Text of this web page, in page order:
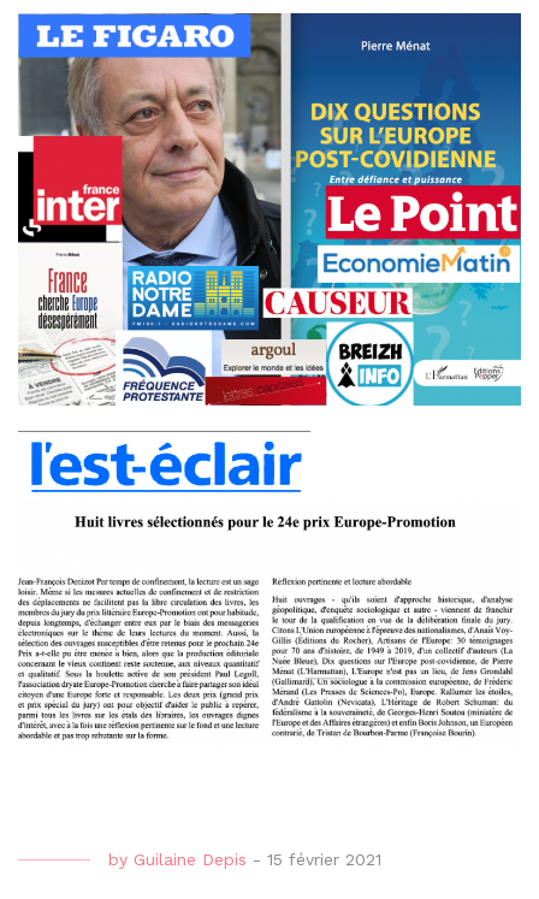
by Guilaine Depis - 15 février 2021